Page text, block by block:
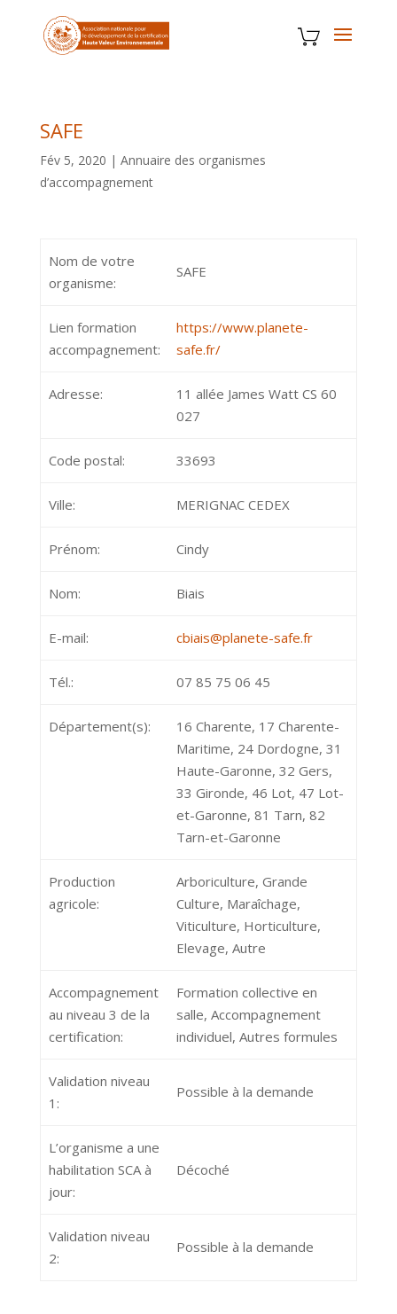
SAFE
Fév 5, 2020 | Annuaire des organismes
d’accompagnement
Nom de votre
organisme:
SAFE
Lien formation
accompagnement:
https://www.planete-
safe.fr/
Adresse:
11 allée James Watt CS 60
027
Code postal: 33693
Ville: MERIGNAC CEDEX
Prénom: Cindy
Nom: Biais
E-mail: cbiais@planete-safe.fr
Tél.: 07 85 75 06 45
Département(s):
16 Charente, 17 Charente-
Maritime, 24 Dordogne, 31
Haute-Garonne, 32 Gers,
33 Gironde, 46 Lot, 47 Lot-
et-Garonne, 81 Tarn, 82
Tarn-et-Garonne
Production
agricole:
Arboriculture, Grande
Culture, Maraîchage,
Viticulture, Horticulture,
Elevage, Autre
Accompagnement
au niveau 3 de la
certification:
Formation collective en
salle, Accompagnement
individuel, Autres formules
Validation niveau
1:
Possible à la demande
L’organisme a une
habilitation SCA à
jour:
Décoché
Validation niveau
2:
Possible à la demande